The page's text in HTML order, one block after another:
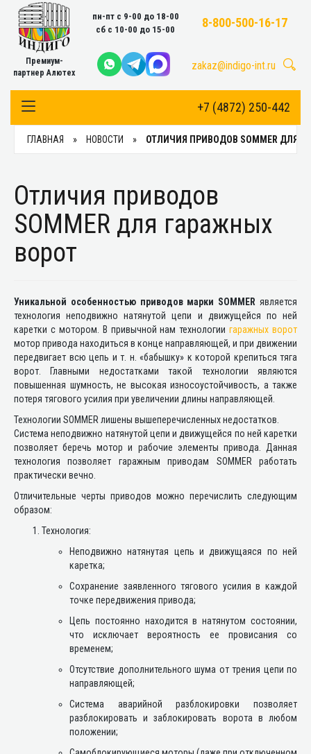
Премиум-
партнер Алютех
пн-пт с 9-00 до 18-00
сб с 10-00 до 15-00
8-800-500-16-17
zakaz@indigo-int.ru
+7 (4872) 250-442
Toggle Navigation
ГЛАВНАЯ НОВОСТИ ОТЛИЧИЯ ПРИВОДОВ SOMMER ДЛЯ
Отличия приводов
SOMMER для гаражных
ворот
Уникальной особенностью приводов марки SOMMER является
технология неподвижно натянутой цепи и движущейся по ней
каретки с мотором. В привычной нам технологиигаражных ворот
мотор привода находиться в конце направляющей, и при движении
передвигает всю цепь и т. н. «бабышку» к которой крепиться тяга
ворот. Главными недостатками такой технологии являются
повышенная шумность, не высокая износоустойчивость, а также
потеря тягового усилия при увеличении длины направляющей.
Технологии SOMMER лишены вышеперечисленных недостатков.
Система неподвижно натянутой цепи и движущейся по ней каретки
позволяет беречь мотор и рабочие элементы привода. Данная
технология позволяет гаражным приводам SOMMER работать
практически вечно.
Отличительные черты приводов можно перечислить следующим
образом:
Технология:
Неподвижно натянутая цепь и движущаяся по ней
каретка;
Сохранение заявленного тягового усилия в каждой
точке передвижения привода;
Цепь постоянно находится в натянутом состоянии,
что исключает вероятность ее провисания со
временем;
Отсутствие дополнительного шума от трения цепи по
направляющей;
Система аварийной разблокировки позволяет
разблокировать и заблокировать ворота в любом
положении;